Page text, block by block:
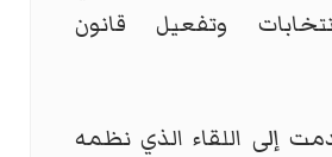
وتفعيل قانون
إلى اللقاء الذي نظمه